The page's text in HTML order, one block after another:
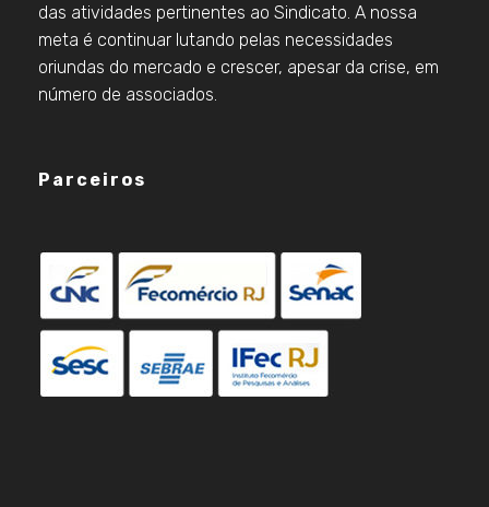
das atividades pertinentes ao Sindicato. A nossa
meta é continuar lutando pelas necessidades
oriundas do mercado e crescer, apesar da crise, em
número de associados.
Parceiros